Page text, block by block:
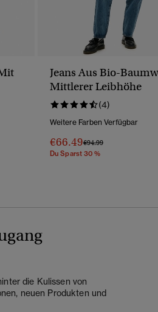
Jeans Aus Bio-
Mittlerer Leibhöhe
(4)
Weitere Farben Verfügbar
€66.49Preis Wurde Reduziert
€94.99Bis
Du Sparst 30 %
die Kulissen von
neuen Produkten und